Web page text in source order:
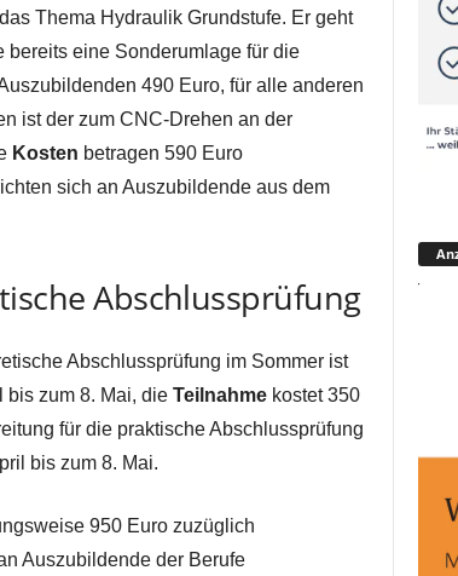
Thema Hydraulik Grundstufe. Er geht
bereits eine Sonderumlage für die
490 Euro, für alle anderen
ist der zum CNC-Drehen an der
Kosten betragen 590 Euro
sich an Auszubildende aus dem
Abschlussprüfung
Abschlussprüfung im Sommer ist
bis zum 8. Mai, die Teilnahmekostet 350
für die praktische Abschlussprüfung
bis zum 8. Mai.
950 Euro zuzüglich
Auszubildende der Berufe